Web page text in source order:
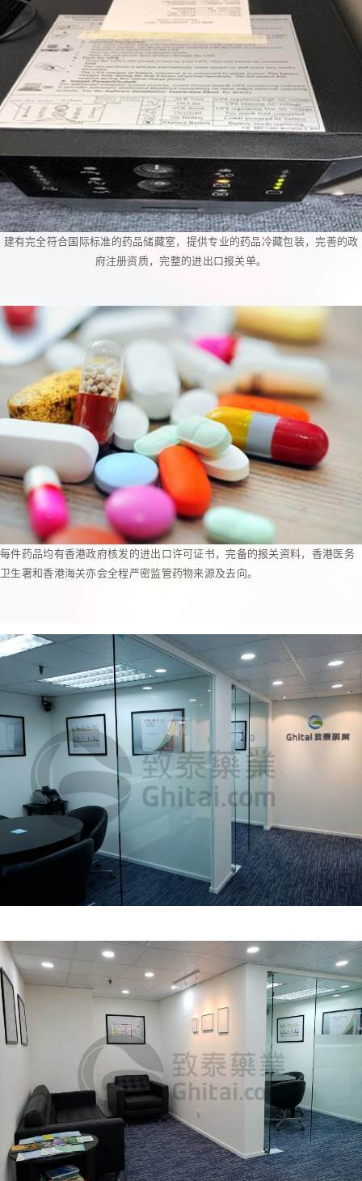
建有完全符合国际标准的药品储藏室，提供专业的药品冷藏包装，完善的政
府注册资质，完整的进出口报关单。
每件药品均有香港政府核发的进出口许可证书，完备的报关资料，香港医务
卫生署和香港海关亦会全程严密监管药物来源及去向。